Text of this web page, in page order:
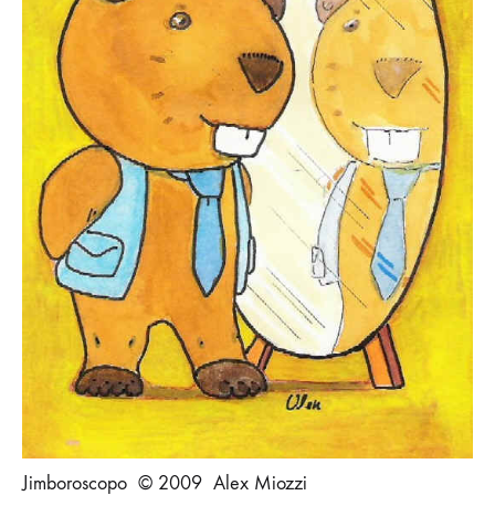
Jimboroscopo © 2009 Alex Miozzi